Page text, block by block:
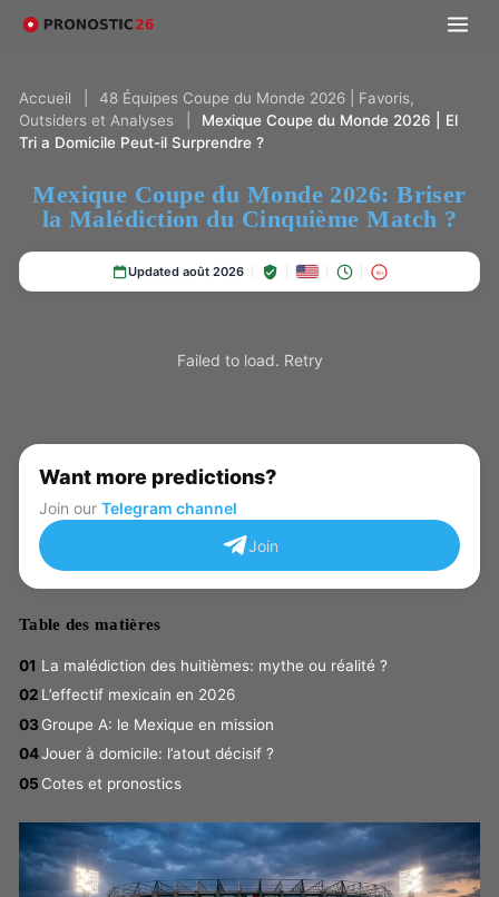
Accueil
48 Équipes Coupe du Monde 2026 | Favoris,
Outsiders et Analyses
Mexique Coupe du Monde 2026 | El
Tri a Domicile Peut-il Surprendre ?
Mexique Coupe du Monde 2026: Briser
la Malédiction du Cinquième Match ?
Updated août 2026 18+
Failed to load. Retry
Want more predictions?
Join our Telegram channel
Join
Table des matières
La malédiction des huitièmes: mythe ou réalité ?
L’effectif mexicain en 2026
Groupe A: le Mexique en mission
Jouer à domicile: l’atout décisif ?
Cotes et pronostics